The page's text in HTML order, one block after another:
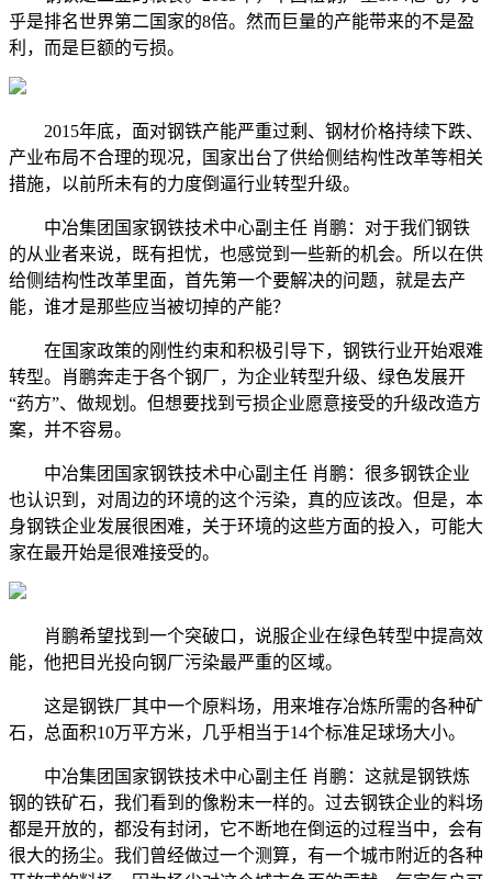
乎是排名世界第二国家的8倍。然而巨量的产能带来的不是盈
利，而是巨额的亏损。
2015年底，面对钢铁产能严重过剩、钢材价格持续下跌、
产业布局不合理的现况，国家出台了供给侧结构性改革等相关
措施，以前所未有的力度倒逼行业转型升级。
中冶集团国家钢铁技术中心副主任 肖鹏：对于我们钢铁
的从业者来说，既有担忧，也感觉到一些新的机会。所以在供
给侧结构性改革里面，首先第一个要解决的问题，就是去产
能，谁才是那些应当被切掉的产能？
在国家政策的刚性约束和积极引导下，钢铁行业开始艰难
转型。肖鹏奔走于各个钢厂，为企业转型升级、绿色发展开
“药方”、做规划。但想要找到亏损企业愿意接受的升级改造方
案，并不容易。
中冶集团国家钢铁技术中心副主任 肖鹏：很多钢铁企业
也认识到，对周边的环境的这个污染，真的应该改。但是，本
身钢铁企业发展很困难，关于环境的这些方面的投入，可能大
家在最开始是很难接受的。
肖鹏希望找到一个突破口，说服企业在绿色转型中提高效
能，他把目光投向钢厂污染最严重的区域。
这是钢铁厂其中一个原料场，用来堆存冶炼所需的各种矿
石，总面积10万平方米，几乎相当于14个标准足球场大小。
中冶集团国家钢铁技术中心副主任 肖鹏：这就是钢铁炼
钢的铁矿石，我们看到的像粉末一样的。过去钢铁企业的料场
都是开放的，都没有封闭，它不断地在倒运的过程当中，会有
很大的扬尘。我们曾经做过一个测算，有一个城市附近的各种